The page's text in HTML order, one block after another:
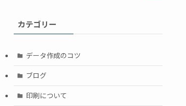
カテゴリー
データ作成のコツ
ブログ
印刷について